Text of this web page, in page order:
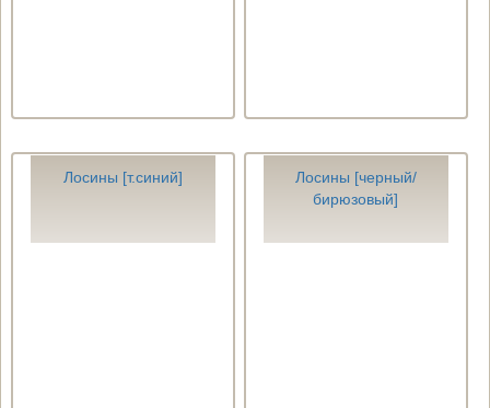
Лосины [т.синий]
Лосины [черный/
бирюзовый]